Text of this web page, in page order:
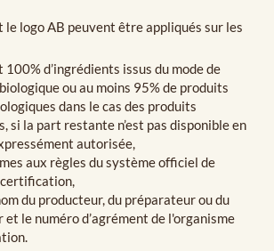
le logo AB peuvent être appliqués sur les
d’ingrédients issus du mode de
ou au moins 95% de produits
dans le cas des produits
si la part restante n’est pas disponible en
autorisée,
aux règles du système officiel de
du producteur, du préparateur ou du
le numéro d’agrément de l'organisme